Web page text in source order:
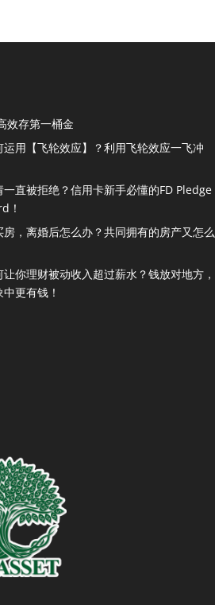
效存第一桶金
运用【飞轮效应】？利用飞轮效应一飞冲
一直被拒绝？信用卡新手必懂的FD Pledge
！
房，离婚后怎么办？共同拥有的房产又怎么
让你理财被动收入超过薪水？钱放对地方，
更有钱！